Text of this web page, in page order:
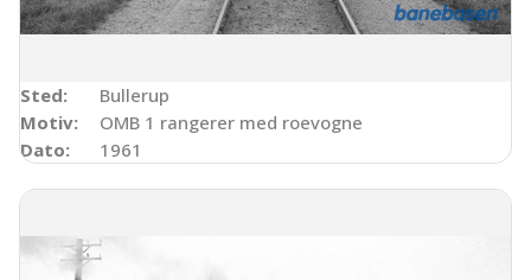
Sted:
Bullerup
Motiv:
OMB 1 rangerer med roevogne
Dato:
1961